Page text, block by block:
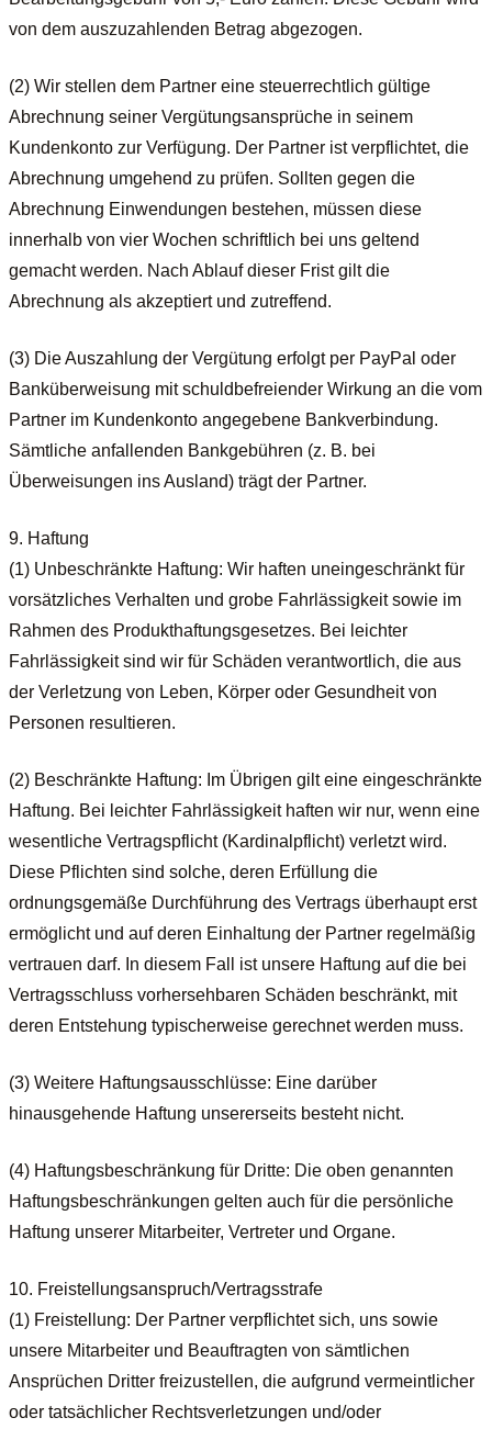
von dem auszuzahlenden Betrag abgezogen.
(2) Wir stellen dem Partner eine steuerrechtlich gültige
Abrechnung seiner Vergütungsansprüche in seinem
Kundenkonto zur Verfügung. Der Partner ist verpflichtet, die
Abrechnung umgehend zu prüfen. Sollten gegen die
Abrechnung Einwendungen bestehen, müssen diese
innerhalb von vier Wochen schriftlich bei uns geltend
gemacht werden. Nach Ablauf dieser Frist gilt die
Abrechnung als akzeptiert und zutreffend.
(3) Die Auszahlung der Vergütung erfolgt per PayPal oder
Banküberweisung mit schuldbefreiender Wirkung an die vom
Partner im Kundenkonto angegebene Bankverbindung.
Sämtliche anfallenden Bankgebühren (z. B. bei
Überweisungen ins Ausland) trägt der Partner.
9. Haftung
(1) Unbeschränkte Haftung: Wir haften uneingeschränkt für
vorsätzliches Verhalten und grobe Fahrlässigkeit sowie im
Rahmen des Produkthaftungsgesetzes. Bei leichter
Fahrlässigkeit sind wir für Schäden verantwortlich, die aus
der Verletzung von Leben, Körper oder Gesundheit von
Personen resultieren.
(2) Beschränkte Haftung: Im Übrigen gilt eine eingeschränkte
Haftung. Bei leichter Fahrlässigkeit haften wir nur, wenn eine
wesentliche Vertragspflicht (Kardinalpflicht) verletzt wird.
Diese Pflichten sind solche, deren Erfüllung die
ordnungsgemäße Durchführung des Vertrags überhaupt erst
ermöglicht und auf deren Einhaltung der Partner regelmäßig
vertrauen darf. In diesem Fall ist unsere Haftung auf die bei
Vertragsschluss vorhersehbaren Schäden beschränkt, mit
deren Entstehung typischerweise gerechnet werden muss.
(3) Weitere Haftungsausschlüsse: Eine darüber
hinausgehende Haftung unsererseits besteht nicht.
(4) Haftungsbeschränkung für Dritte: Die oben genannten
Haftungsbeschränkungen gelten auch für die persönliche
Haftung unserer Mitarbeiter, Vertreter und Organe.
10. Freistellungsanspruch/Vertragsstrafe
(1) Freistellung: Der Partner verpflichtet sich, uns sowie
unsere Mitarbeiter und Beauftragten von sämtlichen
Ansprüchen Dritter freizustellen, die aufgrund vermeintlicher
oder tatsächlicher Rechtsverletzungen und/oder